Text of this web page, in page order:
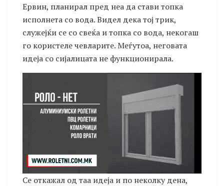
Ервин, планирал пред неа да стави топка
исполнета со вода. Видел дека тој трик,
служејќи се со свеќа и топка со вода, некогаш
го користеле чевларите. Меѓутоа, неговата
идеја со сијалицата не функционирала.
Се откажал од таа идеја и по неколку дена,